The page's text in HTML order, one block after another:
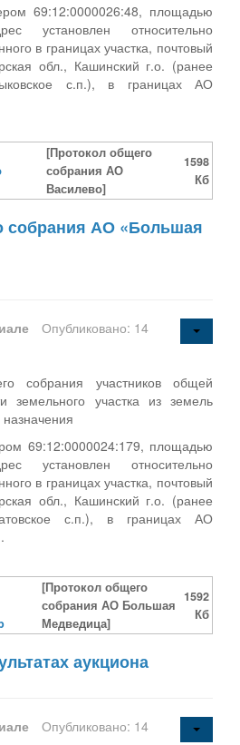
69:12:0000026:48, площадью
установлен относительно
в границах участка, почтовый
обл., Кашинский г.о. (ранее
с.п.), в границах АО
[Протокол общего
собрания АО
Василево]
1598
Кб
собрания АО «Большая
Опубликовано: 14
собрания участников общей
земельного участка из земель
назначения
69:12:0000024:179, площадью
установлен относительно
в границах участка, почтовый
обл., Кашинский г.о. (ранее
с.п.), в границах АО
[Протокол общего
собрания АО Большая
Медведица]
1592
Кб
аукциона
Опубликовано: 14